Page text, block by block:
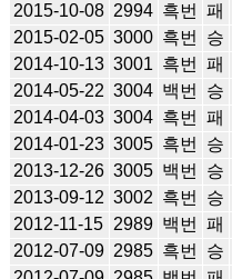
2015-10-08 2994 흑번 패
2015-02-05 3000 흑번 승
2014-10-13 3001 흑번 패
2014-05-22 3004 백번 승
2014-04-03 3004 흑번 패
2014-01-23 3005 흑번 승
2013-12-26 3005 백번 승
2013-09-12 3002 흑번 승
2012-11-15 2989 백번 패
2012-07-09 2985 흑번 승